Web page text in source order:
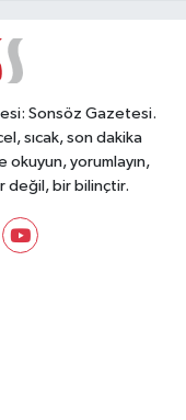
Sonsöz Gazetesi.
sıcak, son dakika
yorumlayın,
değil, bir bilinçtir.